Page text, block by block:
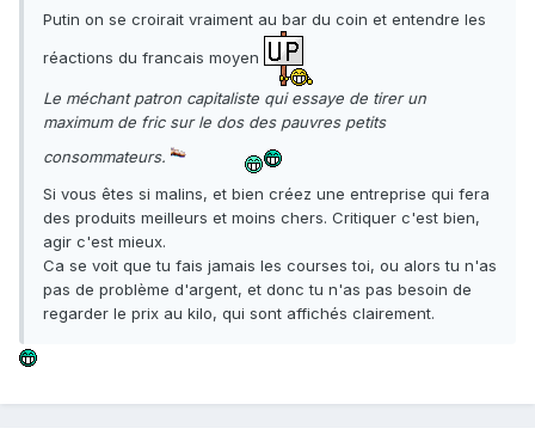
Putin on se croirait vraiment au bar du coin et entendre les
réactions du francais moyen
Le méchant patron capitaliste qui essaye de tirer un
maximum de fric sur le dos des pauvres petits
consommateurs.
Si vous êtes si malins, et bien créez une entreprise qui fera
des produits meilleurs et moins chers. Critiquer c'est bien,
agir c'est mieux.
Ca se voit que tu fais jamais les courses toi, ou alors tu n'as
pas de problème d'argent, et donc tu n'as pas besoin de
regarder le prix au kilo, qui sont affichés clairement.